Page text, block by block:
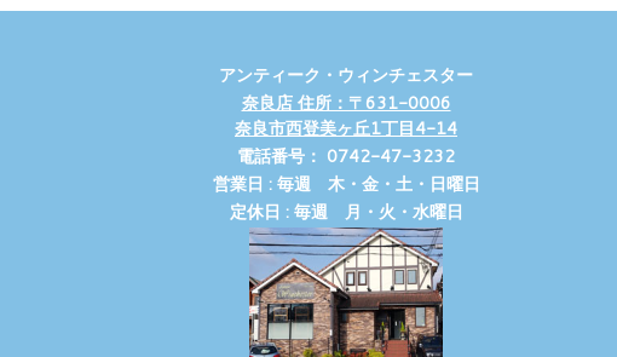
アンティーク・ウィンチェスター
奈良店 住所：〒631-0006
奈良市西登美ヶ丘1丁目4-14
電話番号： 0742-47-3232
営業日 : 毎週 木・金・土・日曜日
定休日 : 毎週 月・火・水曜日